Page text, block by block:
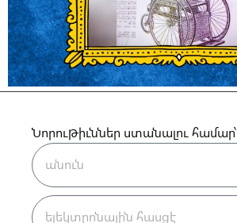
Նորութիւններ ստանալու համար՝